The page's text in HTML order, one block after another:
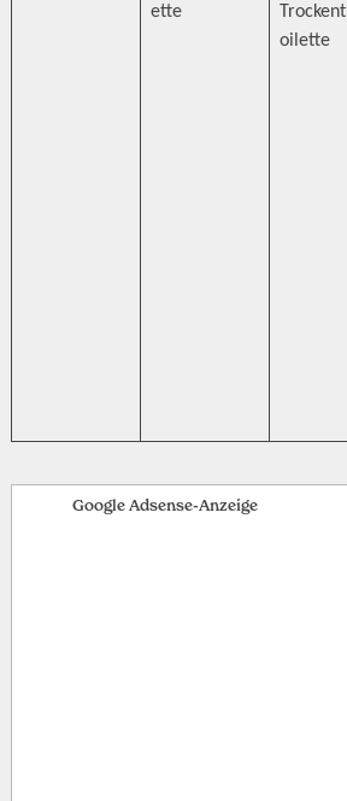
ette
oilette
Google Adsense-Anzeige